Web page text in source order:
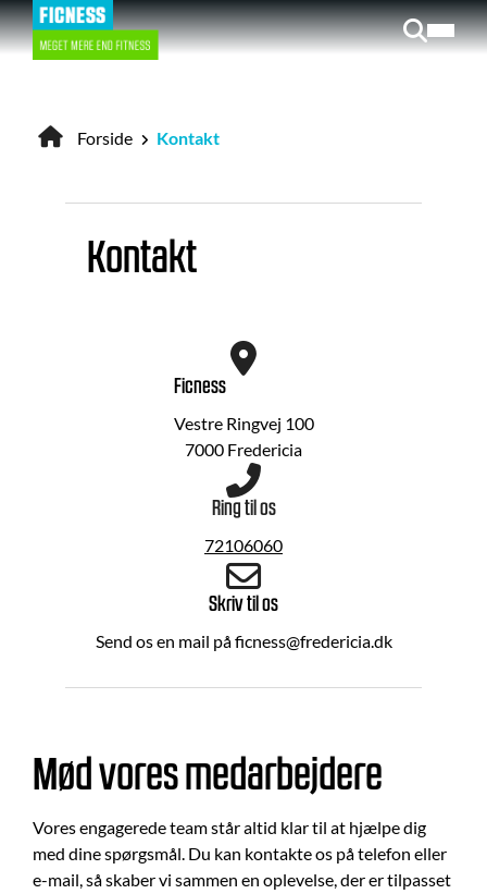
Gå
til
hovedindhold
Forside Kontakt
Kontakt
Ficness
Vestre Ringvej 100
7000 Fredericia
Ring til os
72106060
Skriv til os
Send os en mail på ficness@fredericia.dk
Mød vores medarbejdere
Vores engagerede team står altid klar til at hjælpe dig
med dine spørgsmål. Du kan kontakte os på telefon eller
e-mail, så skaber vi sammen en oplevelse, der er tilpasset